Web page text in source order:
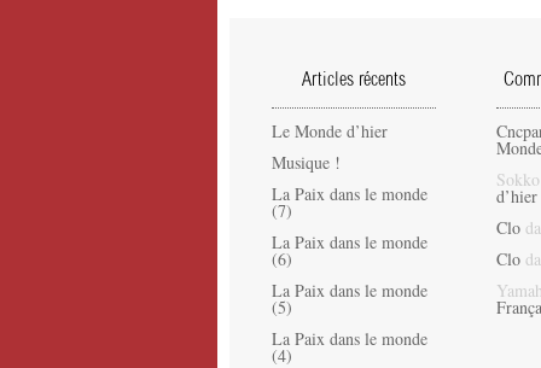
Articles récents
Le Monde d’hier
Musique !
La Paix dans le monde
(7)
La Paix dans le monde
(6)
La Paix dans le monde
(5)
La Paix dans le monde
(4)
Sokko
d’hier
Clo
Clo